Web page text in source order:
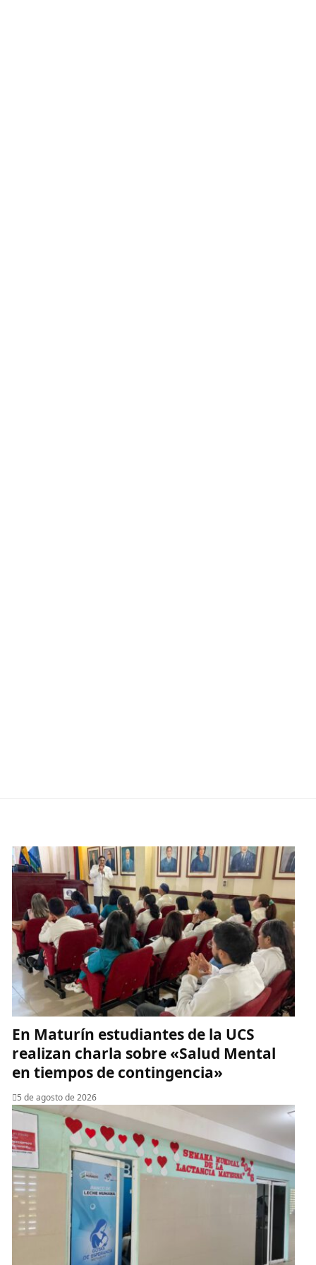
En Maturín estudiantes de la UCS
realizan charla sobre «Salud Mental
en tiempos de contingencia»
5 de agosto de 2026